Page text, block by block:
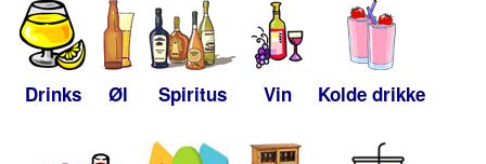
Drinks Øl Spiritus Vin Kolde drikke